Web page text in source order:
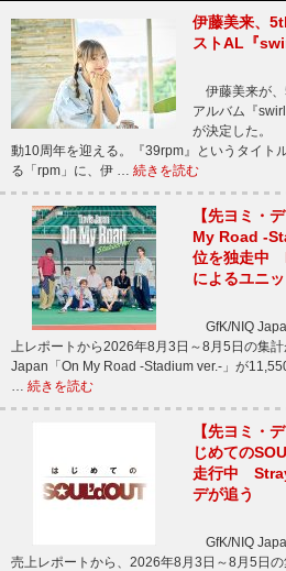
伊藤美来、
ストAL『
伊藤美来が、
アルバム『
が決定した。
動10周年を迎える。『39rpm』というタイト
る「rpm」に、伊 … 続きを読む
【先ヨミ・
My Road -
位を独走中
によるユニ
GfK/NIQ
上レポートから2026年8月3日～8月5日の集
Japan「On My Road -Stadium ver.-」が
… 続きを読む
【先ヨミ・
じめての
走行中
デが追う
GfK/NIQ
売上レポートから、2026年8月3日～8月5日の